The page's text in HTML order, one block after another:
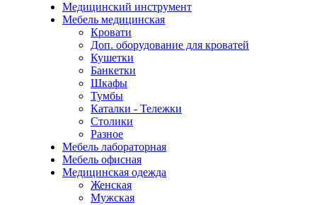
Медицинский инструмент
Мебель медицинская
Кровати
Доп. оборудование для кроватей
Кушетки
Банкетки
Шкафы
Тумбы
Каталки - Тележки
Столики
Разное
Мебель лабораторная
Мебель офисная
Медицинская одежда
Женская
Мужская